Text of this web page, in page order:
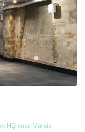
HQ near Marais